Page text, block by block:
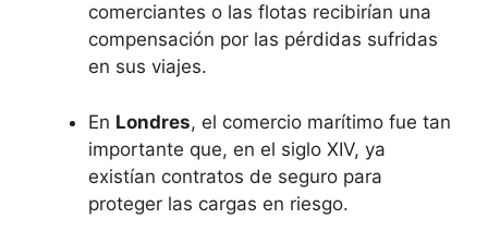
comerciantes o las flotas recibirían una
compensación por las pérdidas sufridas
en sus viajes.
En Londres, el comercio marítimo fue tan
importante que, en el siglo XIV, ya
existían contratos de seguro para
proteger las cargas en riesgo.